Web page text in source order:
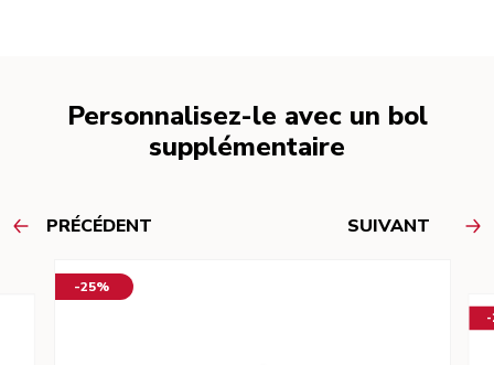
Personnalisez-le avec un bol
supplémentaire
PRÉCÉDENT SUIVANT
-25%
-